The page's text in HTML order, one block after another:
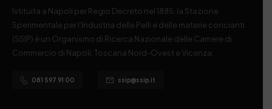
Istituita a Napoli per Regio Decreto nel 1885, la Stazione
Sperimentale per l’Industria delle Pelli e delle materie concianti
(SSIP) è un Organismo di Ricerca Nazionale delle Camere di
Commercio di Napoli, Toscana Nord-Ovest e Vicenza.
081 597 91 00 ssip@ssip.it